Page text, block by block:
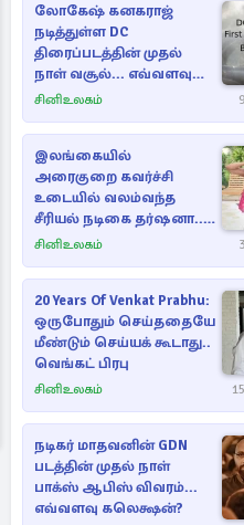
லோகேஷ் கனகராஜ்
நடித்துள்ள DC
திரைப்படத்தின் முதல்
நாள் வசூல்... எவ்வளவு
தெரியுமா?
சினிஉலகம்
இலங்கையில்
அரைகுறை கவர்ச்சி
உடையில் வலம்வந்த
சீரியல் நடிகை தர்ஷனா...
அவரே வெளியிட்ட
சினிஉலகம்
20 Years Of Venkat Prabhu:
ஒருபோதும் செய்ததையே
மீண்டும் செய்யக் கூடாது..
வெங்கட் பிரபு
சினிஉலகம்
நடிகர் மாதவனின் GDN
படத்தின் முதல் நாள்
பாக்ஸ் ஆபிஸ் விவரம்...
எவ்வளவு கலெக்ஷன்?